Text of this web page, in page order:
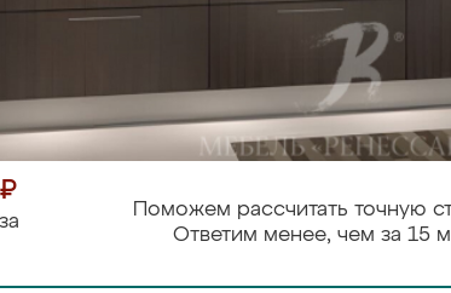
Поможем рассчитать точную
Ответим менее, чем за 15